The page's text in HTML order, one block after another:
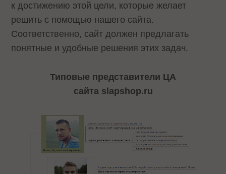
к достижению этой цели, которые желает
решить с помощью нашего сайта.
Соответственно, сайт должен предлагать
понятные и удобные решения этих задач.
Типовые представители ЦА
сайта slapshop.ru